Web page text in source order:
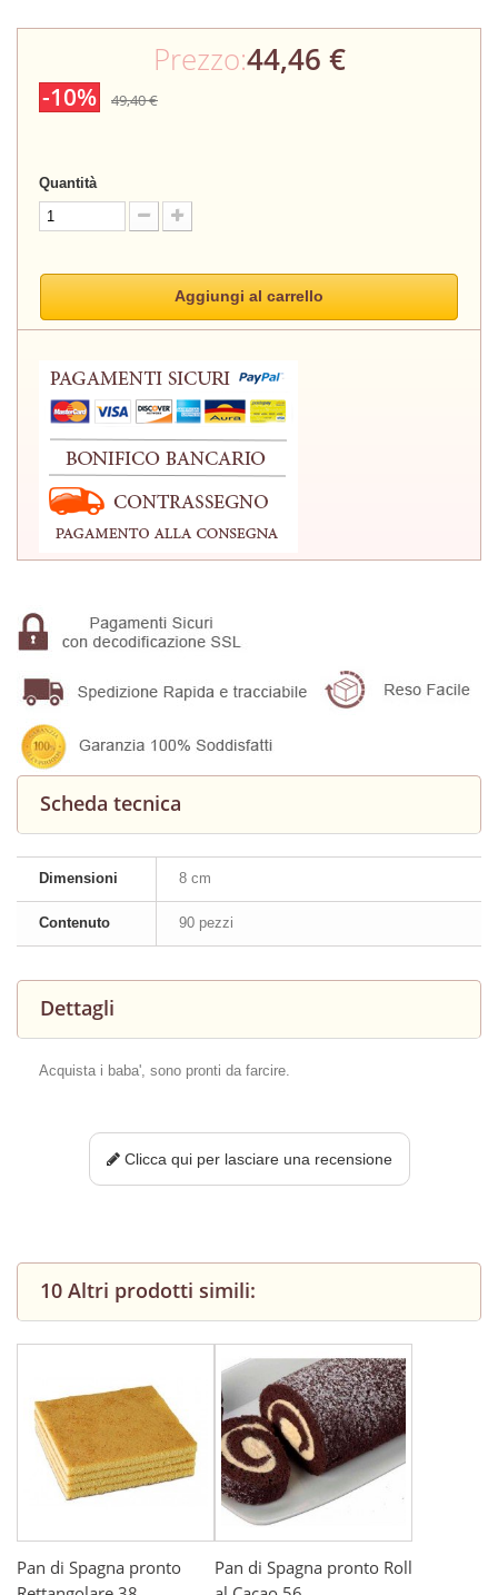
Prezzo:44,46 €
-10% 49,40 €
Quantità
Aggiungi al carrello
Scheda tecnica
Dimensioni 8 cm
Contenuto 90 pezzi
Dettagli
Acquista i baba', sono pronti da farcire.
Clicca qui per lasciare una recensione
10 Altri prodotti simili:
Pan di Spagna pronto
Pan di Spagna pronto Roll